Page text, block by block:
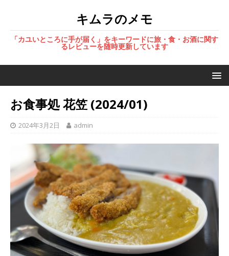
キムラのメモ
「カユいところに手が届く」をキーワードに旅・食・お酒に関す
るレビューを随時更新しています
お食事処 花笠 (2024/01)
2024年3月2日 admin